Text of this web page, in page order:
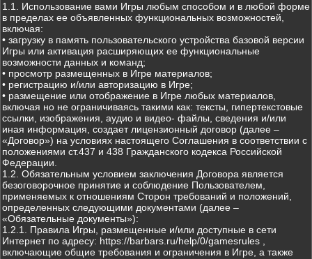
1.1. Использование вами Игры любым способом и в любой форме
в пределах ее объявленных функциональных возможностей,
включая:
• загрузку в память пользовательского устройства базовой версии
Игры или активация расширяющих ее функциональные
возможности данных и команд;
• просмотр размещенных в Игре материалов;
• регистрацию и/или авторизацию в Игре;
• размещение или отображение в Игре любых материалов,
включая но не ограничиваясь такими как: тексты, гипертекстовые
ссылки, изображения, аудио и видео- файлы, сведения и/или
иная информация, создает лицензионный договор (далее –
«Договор») на условиях настоящего Соглашения в соответствии с
положениями ст.437 и 438 Гражданского кодекса Российской
Федерации.
1.2. Обязательным условием заключения Договора является
безоговорочное принятие и соблюдение Пользователем,
применяемых к отношениям Сторон требований и положений,
определенных следующими документами (далее –
«Обязательные документы»):
1.2.1. Правила Игры, размещенные и/или доступные в сети
Интернет по адресу: https://barbars.ru/help/0/gamesrules ,
включающие общие требования и ограничения в Игре, а также